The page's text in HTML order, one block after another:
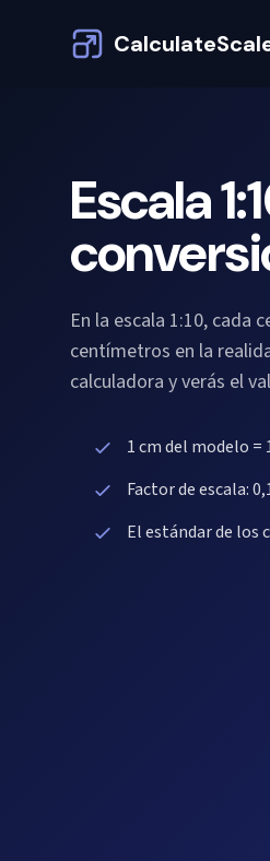
Escala
En la escala 1:10, cada
centímetros en la
calculadora y verás el
1 cm del modelo =
Factor de escala:
El estándar de los